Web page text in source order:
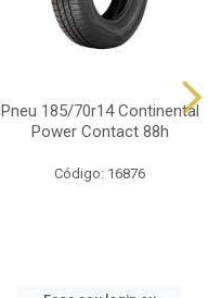
Pneu 185/70r14 Continental
Power Contact 88h
Código: 16876